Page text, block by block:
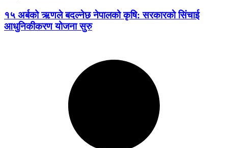
१५ अर्बको ऋणले बदल्नेछ नेपालको कृषि: सरकारको सिंचाई
आधुनिकीकरण योजना सुरु